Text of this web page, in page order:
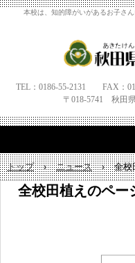
本校は、知的障がいがあるお子さ
TEL：0186-55-2131 FAX：
〒018-5741 秋田
トップ › ニュース › 全校
全校田植えのペー